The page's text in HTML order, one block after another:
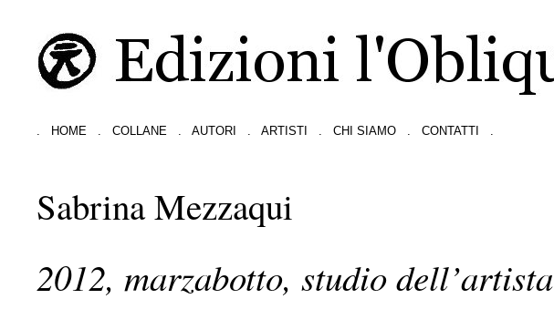
. HOME . COLLANE . AUTORI . ARTISTI . CHI SIAMO . CONTATTI .
Sabrina Mezzaqui
2012, marzabotto, studio dell’artista